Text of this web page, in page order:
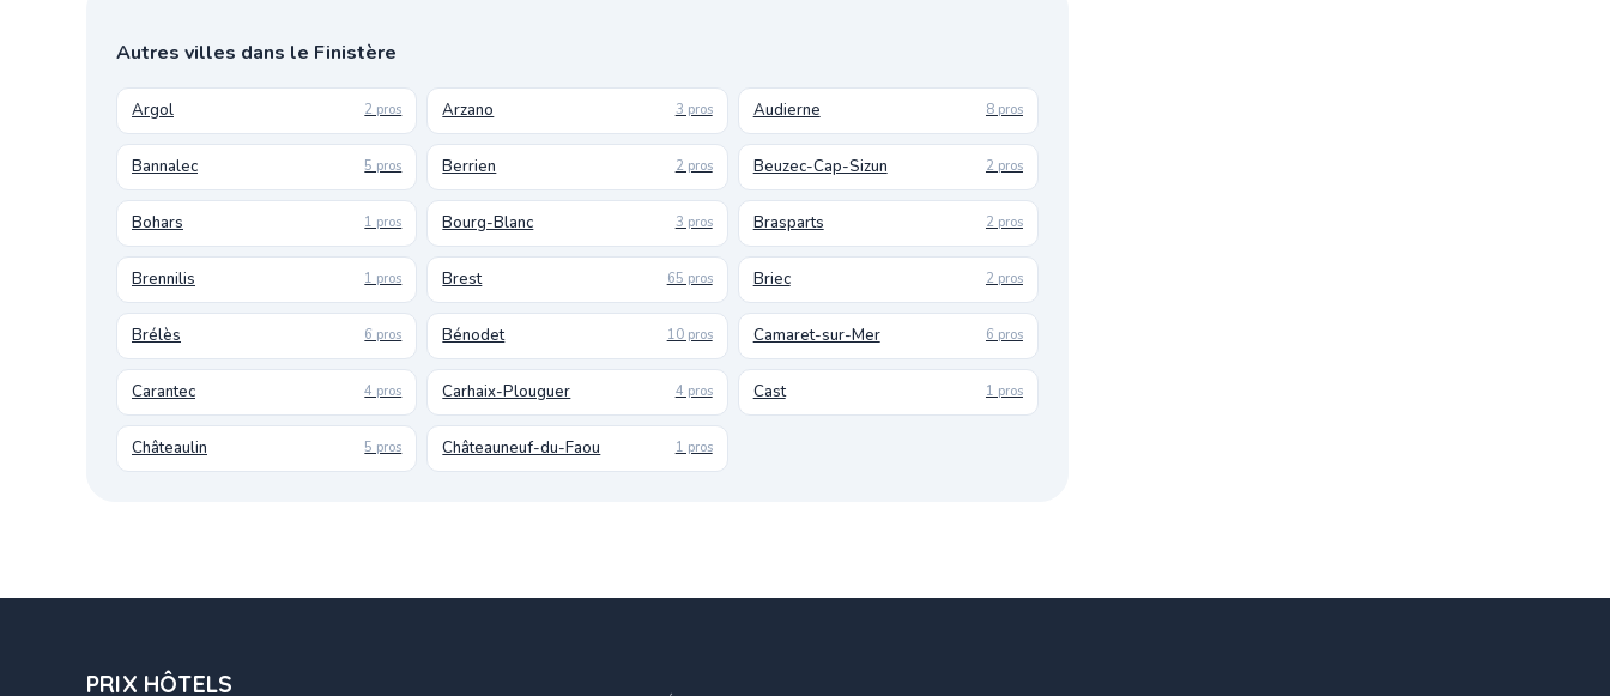
Autres villes dans le Finistère
Argol 2 pros Arzano 3 pros Audierne 8 pros
Bannalec 5 pros Berrien 2 pros Beuzec-Cap-Sizun 2 pros
Bohars 1 pros Bourg-Blanc 3 pros Brasparts 2 pros
Brennilis 1 pros Brest 65 pros Briec 2 pros
Brélès 6 pros Bénodet 10 pros Camaret-sur-Mer 6 pros
Carantec 4 pros Carhaix-Plouguer 4 pros Cast 1 pros
Châteaulin 5 pros Châteauneuf-du-Faou 1 pros
PRIX HÔTELS